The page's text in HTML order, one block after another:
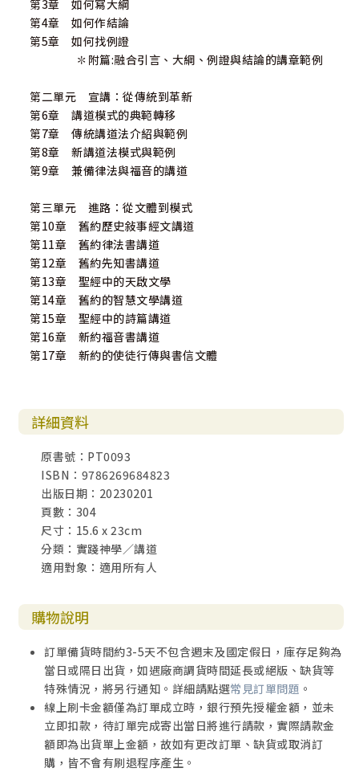
第3章 如何寫大綱
第4章 如何作結論
第5章 如何找例證
✽附篇:融合引言、大綱、例證與結論的講章範例
第二單元 宣講：從傳統到革新
第6章 講道模式的典範轉移
第7章 傳統講道法介紹與範例
第8章 新講道法模式與範例
第9章 兼備律法與福音的講道
第三單元 進路：從文體到模式
第10章 舊約歷史敍事經文講道
第11章 舊約律法書講道
第12章 舊約先知書講道
第13章 聖經中的天啟文學
第14章 舊約的智慧文學講道
第15章 聖經中的詩篇講道
第16章 新約福音書講道
第17章 新約的使徒行傳與書信文體
詳細資料
原書號：PT0093
ISBN：9786269684823
出版日期：20230201
頁數：304
尺寸：15.6 x 23cm
分類：實踐神學／講道
適用對象：適用所有人
購物說明
訂單備貨時間約3-5天不包含週末及國定假日，庫存足夠為
當日或隔日出貨，如遇廠商調貨時間延長或絕版、缺貨等
特殊情況，將另行通知。詳細請點選常見訂單問題 。
線上刷卡金額僅為訂單成立時，銀行預先授權金額，並未
立即扣款，待訂單完成寄出當日將進行請款，實際請款金
額即為出貨單上金額，故如有更改訂單、缺貨或取消訂
購，皆不會有刷退程序產生。